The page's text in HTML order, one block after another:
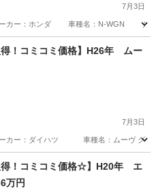
7月3日
メーカー：ホンダ 車種名：N-WGN
得！コミコミ価格】H26年 ムー
7月3日
メーカー：ダイハツ 車種名：ムーヴ
走行距離
得！コミコミ価格☆】H20年 エ
万円